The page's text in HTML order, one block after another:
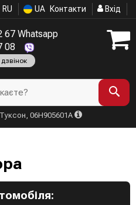
RU UA Контакти Вхід
67 Whatsapp
08
06H905601A